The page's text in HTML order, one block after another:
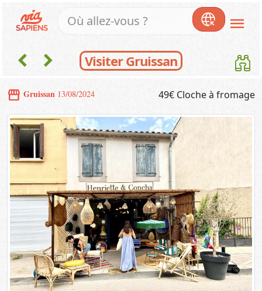
menu
chevron_left chevron_right Visiter Gruissan
storefront Gruissan 13/08/2024 49€ Cloche à fromage